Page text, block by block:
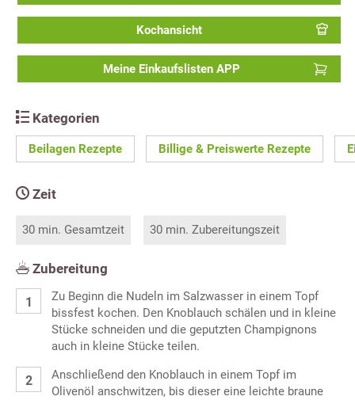
Kochansicht
Meine Einkaufslisten APP
Kategorien
Beilagen Rezepte Billige & Preiswerte Rezepte
Zeit
30 min. Gesamtzeit 30 min. Zubereitungszeit
Zubereitung
Zu Beginn die Nudeln im Salzwasser in einem Topf
bissfest kochen. Den Knoblauch schälen und in kleine
Stücke schneiden und die geputzten Champignons
auch in kleine Stücke teilen.
Anschließend den Knoblauch in einem Topf im
Olivenöl anschwitzen, bis dieser eine leichte braune